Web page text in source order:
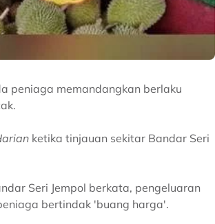
peniaga memandangkan berlaku
ketika tinjauan sekitar Bandar Seri
Seri Jempol berkata, pengeluaran
bertindak 'buang harga'.